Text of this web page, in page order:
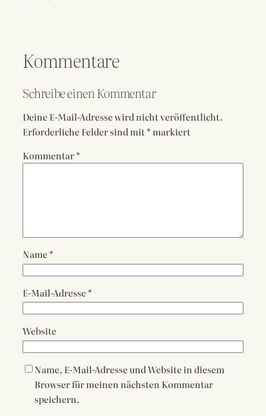
Kommentare
Schreibe einen Kommentar
Deine E-Mail-Adresse wird nicht veröffentlicht.
Erforderliche Felder sind mit*markiert
Kommentar*
Name *
E-Mail-Adresse *
Website
Name, E-Mail-Adresse und Website in diesem
Browser für meinen nächsten Kommentar
speichern.